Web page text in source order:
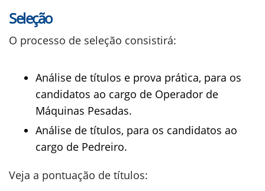
Seleção
O processo de seleção consistirá:
Análise de títulos e prova prática, para os
candidatos ao cargo de Operador de
Máquinas Pesadas.
Análise de títulos, para os candidatos ao
cargo de Pedreiro.
Veja a pontuação de títulos: